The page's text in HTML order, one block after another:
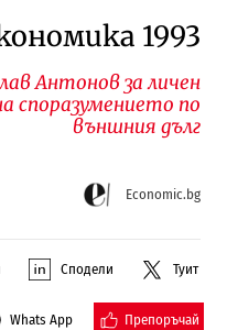
1993
Антонов за личен
споразумението по
външния дълг
Economic.bg
Сподели Туит
Whats App Препоръчай